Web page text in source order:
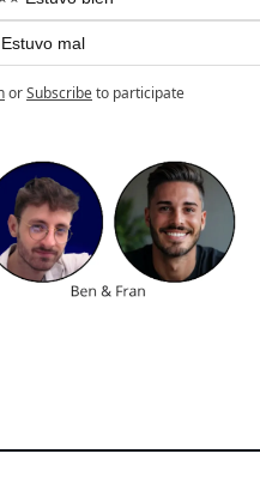
Estuvo mal
orSubscribeto participate